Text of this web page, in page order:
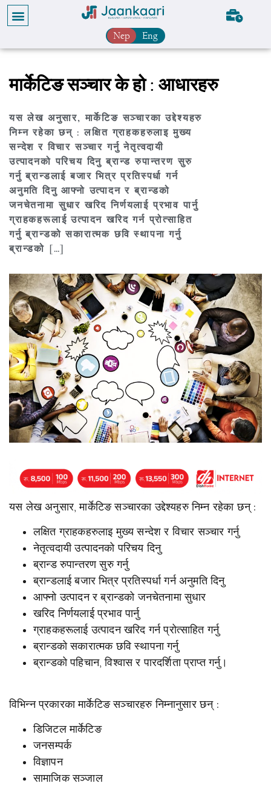
Nep Eng
मार्केटिङ सञ्चार के हो : आधारहरु
यस लेख अनुसार, मार्केटिङ सञ्चारका उद्देश्यहरु
निम्न रहेका छन् : लक्षित ग्राहकहरुलाइ मुख्य
सन्देश र विचार सञ्चार गर्नु नेतृत्वदायी
उत्पादनको परिचय दिनु ब्रान्ड रुपान्तरण सुरु
गर्नु ब्रान्डलाई बजार भित्र प्रतिस्पर्धा गर्न
अनुमति दिनु आफ्नो उत्पादन र ब्रान्डको
जनचेतनामा सुधार खरिद निर्णयलाई प्रभाव पार्नु
ग्राहकहरूलाई उत्पादन खरिद गर्न प्रोत्साहित
गर्नु ब्रान्डको सकारात्मक छवि स्थापना गर्नु
ब्रान्डको […]
यस लेख अनुसार, मार्केटिङ सञ्चारका उद्देश्यहरु निम्न रहेका छन् :
लक्षित ग्राहकहरुलाइ मुख्य सन्देश र विचार सञ्चार गर्नु
नेतृत्वदायी उत्पादनको परिचय दिनु
ब्रान्ड रुपान्तरण सुरु गर्नु
ब्रान्डलाई बजार भित्र प्रतिस्पर्धा गर्न अनुमति दिनु
आफ्नो उत्पादन र ब्रान्डको जनचेतनामा सुधार
खरिद निर्णयलाई प्रभाव पार्नु
ग्राहकहरूलाई उत्पादन खरिद गर्न प्रोत्साहित गर्नु
ब्रान्डको सकारात्मक छवि स्थापना गर्नु
ब्रान्डको पहिचान, विश्वास र पारदर्शिता प्राप्त गर्नु।
विभिन्न प्रकारका मार्केटिङ सञ्चारहरु निम्नानुसार छन् :
डिजिटल मार्केटिङ
जनसम्पर्क
विज्ञापन
सामाजिक सञ्जाल